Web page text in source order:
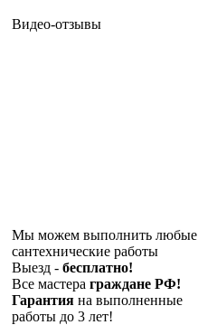
Видео-отзывы
Мы можем выполнить любые
сантехнические работы
Выезд - бесплатно!
Все мастера граждане РФ!
Гарантия на выполненные
работы до 3 лет!